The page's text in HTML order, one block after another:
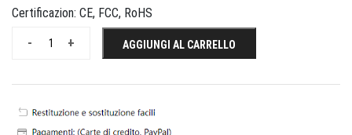
Certificazion: CE, FCC, RoHS
+
- AGGIUNGI AL CARRELLO